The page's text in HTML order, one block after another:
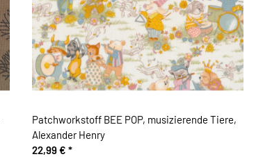
Patchworkstoff BEE POP, musizierende Tiere,
Alexander Henry
22,99 € *